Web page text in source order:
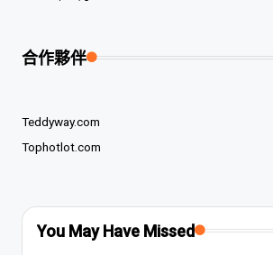
合作夥伴
Teddyway.com
Tophotlot.com
You May Have Missed